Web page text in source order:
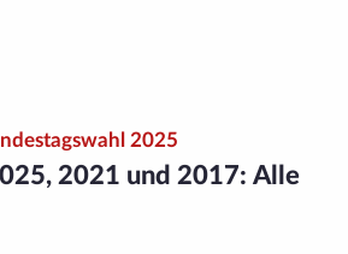
2025
2021 und 2017: Alle